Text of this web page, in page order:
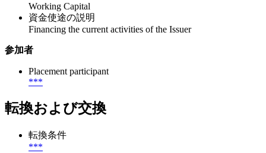
Working Capital
資金使途の説明
Financing the current activities of the Issuer
参加者
Placement participant
***
転換および交換
転換条件
***